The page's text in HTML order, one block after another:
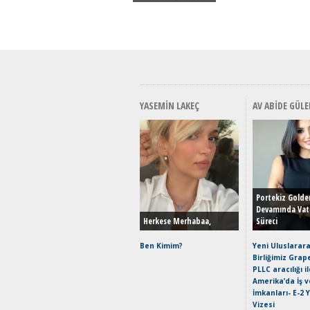
YASEMIN LAKEÇ
Herkese Merhabaa,
Ben Kimim?
AV ABIDE
Portekiz
Devamında
Süreci
Yeni
Birliğimiz
PLLC aracılığı
Amerika’da İş
İmkanları- E-2
Vizesi